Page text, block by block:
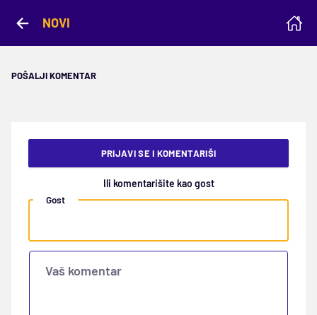
NOVI
POŠALJI KOMENTAR
PRIJAVI SE I KOMENTARIŠI
Ili komentarišite kao gost
Gost
Vaš komentar